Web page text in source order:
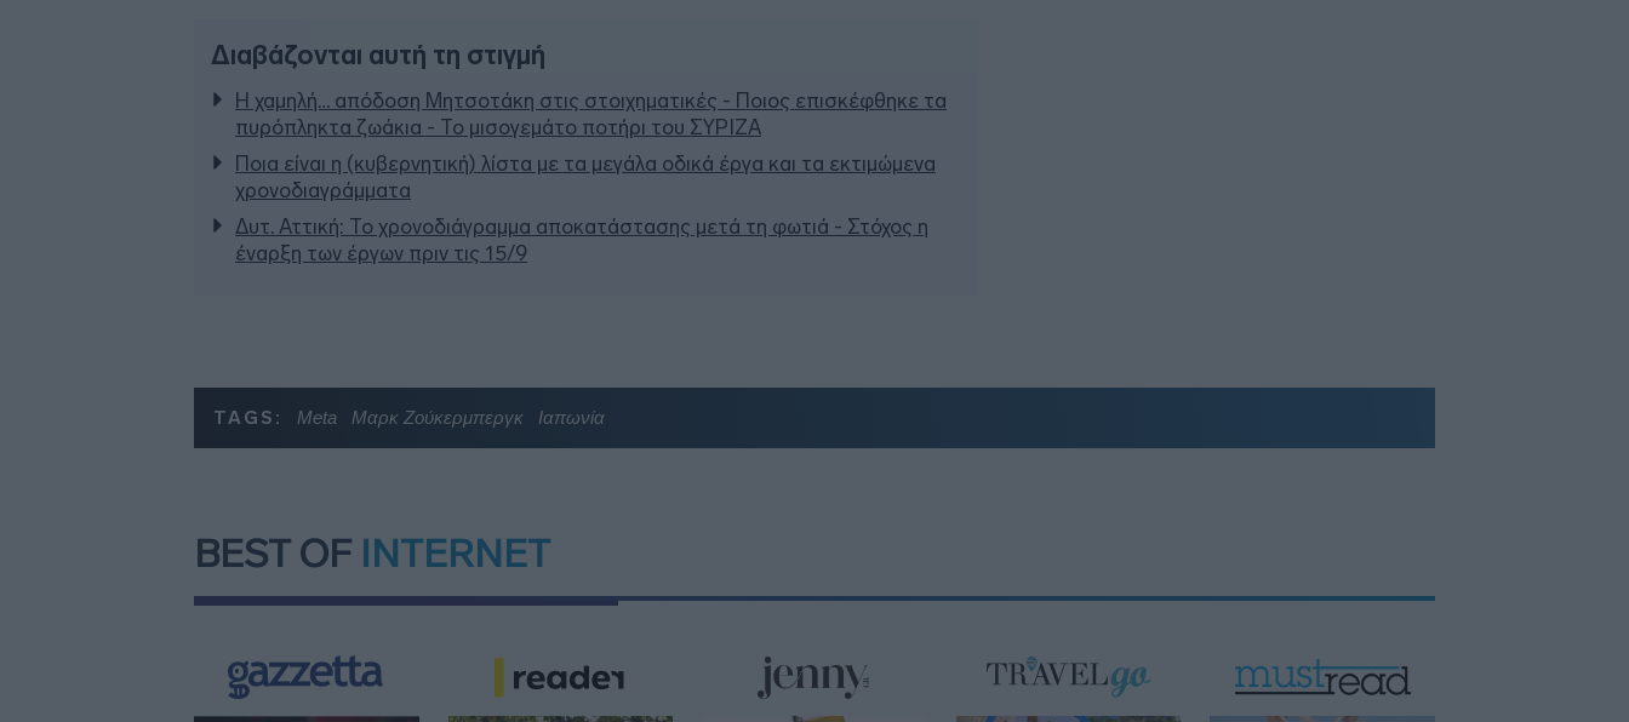
Διαβάζονται αυτή τη στιγμή
Η χαμηλή… απόδοση Μητσοτάκη στις στοιχηματικές - Ποιος επισκέφθηκε τα
πυρόπληκτα ζωάκια - Το μισογεμάτο ποτήρι του ΣΥΡΙΖΑ
Ποια είναι η (κυβερνητική) λίστα με τα μεγάλα οδικά έργα και τα εκτιμώμενα
χρονοδιαγράμματα
Δυτ. Αττική: Το χρονοδιάγραμμα αποκατάστασης μετά τη φωτιά - Στόχος η
έναρξη των έργων πριν τις 15/9
TAGS: Meta Μαρκ Ζούκερμπεργκ Ιαπωνία
BEST OF INTERNET